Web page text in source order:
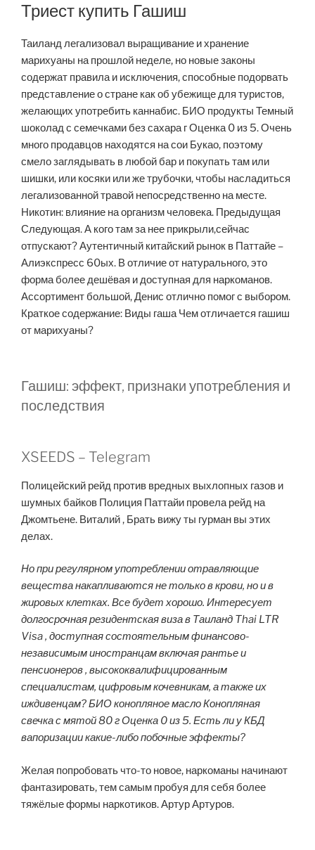
Триест купить Гашиш
Таиланд легализовал выращивание и хранение
марихуаны на прошлой неделе, но новые законы
содержат правила и исключения, способные подорвать
представление о стране как об убежище для туристов,
желающих употребить каннабис. БИО продукты Темный
шоколад с семечками без сахара г Оценка 0 из 5. Очень
много продавцов находятся на сои Букао, поэтому
смело заглядывать в любой бар и покупать там или
шишки, или косяки или же трубочки, чтобы насладиться
легализованной травой непосредственно на месте.
Никотин: влияние на организм человека. Предыдущая
Следующая. А кого там за нее прикрыли,сейчас
отпускают? Аутентичный китайский рынок в Паттайе –
Алиэкспресс 60ых. В отличие от натурального, это
форма более дешёвая и доступная для наркоманов.
Ассортимент большой, Денис отлично помог с выбором.
Краткое содержание: Виды гаша Чем отличается гашиш
от марихуаны?
Гашиш: эффект, признаки употребления и
последствия
XSEEDS – Telegram
Полицейский рейд против вредных выхлопных газов и
шумных байков Полиция Паттайи провела рейд на
Джомтьене. Виталий , Брать вижу ты гурман вы этих
делах.
Но при регулярном употреблении отравляющие
вещества накапливаются не только в крови, но и в
жировых клетках. Все будет хорошо. Интересует
долгосрочная резидентская виза в Таиланд Thai LTR
Visa , доступная состоятельным финансово-
независимым иностранцам включая рантье и
пенсионеров , высококвалифицированным
специалистам, цифровым кочевникам, а также их
иждивенцам? БИО конопляное масло Конопляная
свечка с мятой 80 г Оценка 0 из 5. Есть ли у КБД
вапоризации какие-либо побочные эффекты?
Желая попробовать что-то новое, наркоманы начинают
фантазировать, тем самым пробуя для себя более
тяжёлые формы наркотиков. Артур Артуров.